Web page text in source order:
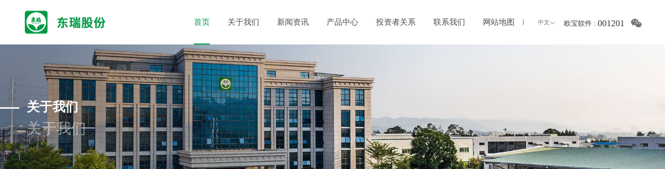
首页 关于我们 新闻资讯 产品中心 投资者关系 联系我们 网站地图 中文 欧宝软件 : 001201
关于我们
关于我们